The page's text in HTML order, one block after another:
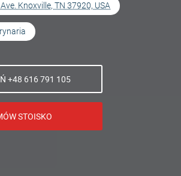
Knoxville, TN 37920, USA
+48 616 791 105
STOISKO